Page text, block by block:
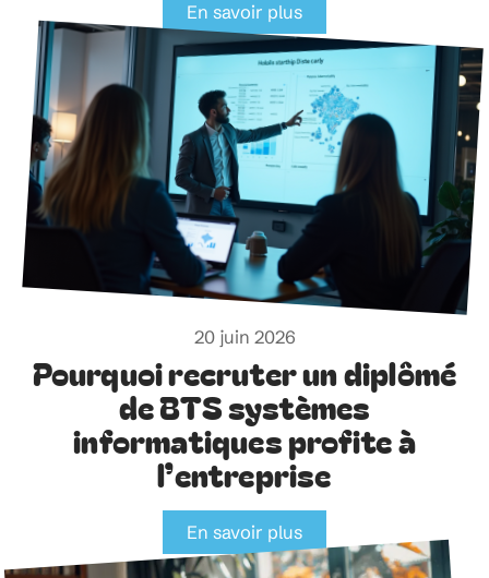
En savoir plus
20 juin 2026
Pourquoi recruter un diplômé
de BTS systèmes
informatiques profite à
l’entreprise
En savoir plus